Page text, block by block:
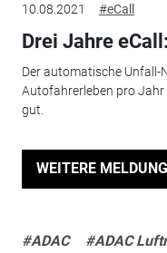
10.08.2021 #eCall
Drei Jahre
Der automatische Unfall-
Autofahrerleben pro
gut.
WEITERE
#ADAC #ADAC